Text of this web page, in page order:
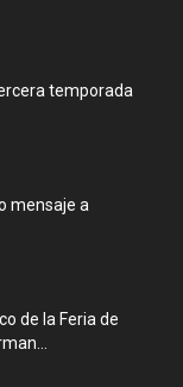
temporada
mensaje a
de la Feria de